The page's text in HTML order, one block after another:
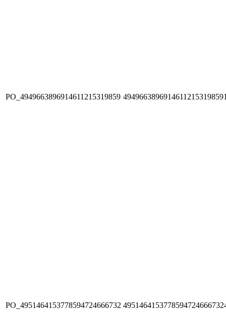
PO_4949663896914611215319859
PO_4951464153778594724666732